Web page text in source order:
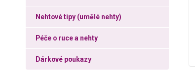
Nehtové tipy (umělé nehty)
Péče o ruce a nehty
Dárkové poukazy